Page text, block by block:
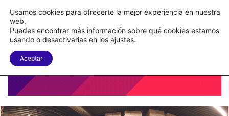
Nueva Ley Aduanera eleva el costo de los errores documentales
Menu
Usamos cookies para ofrecerte la mejor experiencia en nuestra
web.
Puedes encontrar más información sobre qué cookies estamos
usando o desactivarlas en los ajustes.
Aceptar